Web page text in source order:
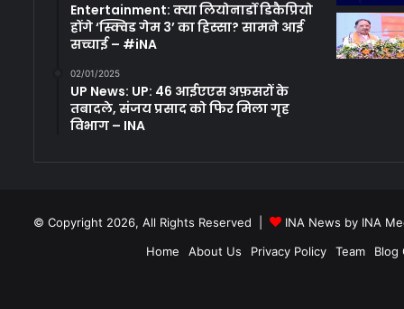
Entertainment: क्या लियोनार्डो डिकैप्रियो
होंगे ‘स्क्विड गेम 3’ का हिस्सा? सामने आई
सच्चाई – #iNA
02/01/2025
UP News: UP: 46 आईएएस अफ़सरों के
तबादले, संजय प्रसाद को फिर मिला गृह
विभाग – INA
© Copyright 2026, All Rights Reserved | INA News by INA
Home
About Us Privacy Policy Team Blog